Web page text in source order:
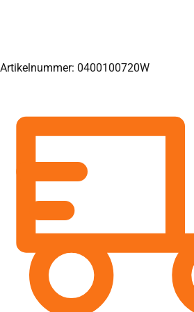
Artikelnummer: 0400100720W